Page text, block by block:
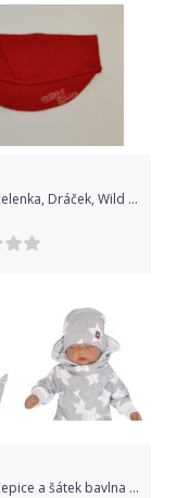
Dětská čelenka, Dráček, Wild Zone červená vel.52-54cm Výprodej
Dětská čepice a šátek bavlna - HVĚZDY na šedém - vel.62